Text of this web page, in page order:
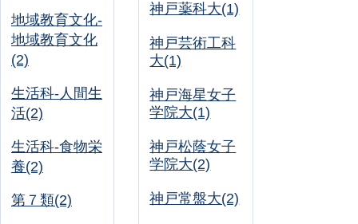
地域教育文化-
地域教育文化
(2)
生活科-人間生
活(2)
生活科-食物栄
養(2)
第７類(2)
神戸薬科大(1)
神戸芸術工科
大(1)
神戸海星女子
学院大(1)
神戸松蔭女子
学院大(2)
神戸常盤大(2)